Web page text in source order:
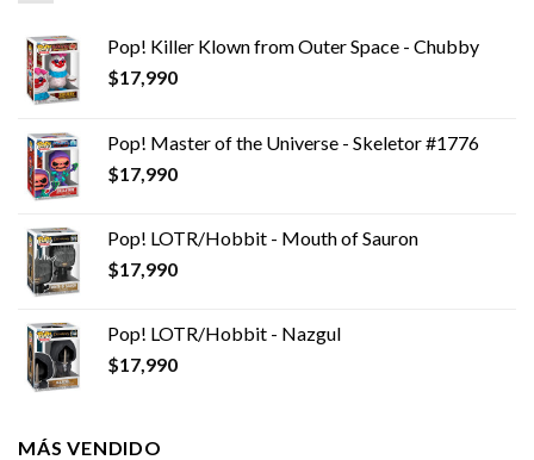
Pop! Killer Klown from Outer Space - Chubby
$17,990
Pop! Master of the Universe - Skeletor #1776
$17,990
Pop! LOTR/Hobbit - Mouth of Sauron
$17,990
Pop! LOTR/Hobbit - Nazgul
$17,990
MÁS VENDIDO